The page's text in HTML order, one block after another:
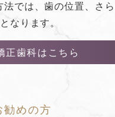
では、歯の位置、さ
なります。
正歯科はこちら
めの方